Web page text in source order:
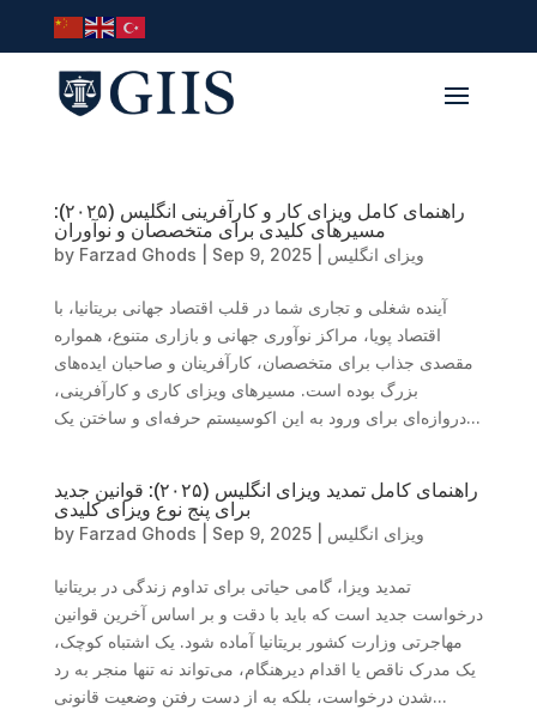
راهنمای کامل ویزای کار و کارآفرینی انگلیس (۲۰۲۵):
مسیرهای کلیدی برای متخصصان و نوآوران
by Farzad Ghods Sep 9, 2025| ویزای انگلیس
آینده شغلی و تجاری شما در قلب اقتصاد جهانی بریتانیا، با
اقتصاد پویا، مراکز نوآوری جهانی و بازاری متنوع، همواره
مقصدی جذاب برای متخصصان، کارآفرینان و صاحبان ایده‌های
بزرگ بوده است. مسیرهای ویزای کاری و کارآفرینی،
دروازه‌ای برای ورود به این اکوسیستم حرفه‌ای و ساختن یک...
راهنمای کامل تمدید ویزای انگلیس (۲۰۲۵): قوانین جدید
برای پنج نوع ویزای کلیدی
by Farzad Ghods Sep 9, 2025| ویزای انگلیس
تمدید ویزا، گامی حیاتی برای تداوم زندگی در بریتانیا
درخواست جدید است که باید با دقت و بر اساس آخرین قوانین
مهاجرتی وزارت کشور بریتانیا آماده شود. یک اشتباه کوچک،
یک مدرک ناقص یا اقدام دیرهنگام، می‌تواند نه تنها منجر به رد
شدن درخواست، بلکه به از دست رفتن وضعیت قانونی...